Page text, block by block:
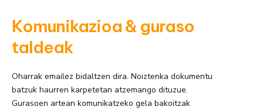
Komunikazioa & guraso
taldeak
Oharrak emailez bidaltzen dira. Noiztenka dokumentu
batzuk haurren karpetetan atzemango dituzue.
Gurasoen artean komunikatzeko gela bakoitzak